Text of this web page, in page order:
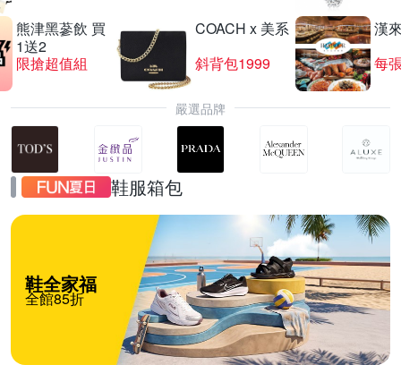
熊津黑蔘飲 買
1送2
限搶超值組
COACH x 美系
斜背包1999
漢
每
嚴選品牌
鞋服箱包
鞋全家福
全館85折